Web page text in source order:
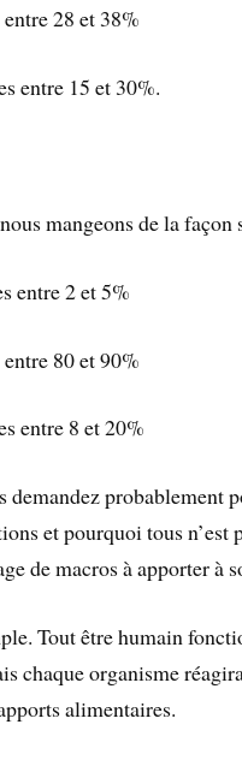
28 et 38%
entre 15 et 30%.
mangeons de la façon
entre 2 et 5%
80 et 90%
entre 8 et 20%
demandez probablement
et pourquoi tous n’est
de macros à apporter à
Tout être humain
chaque organisme
alimentaires.